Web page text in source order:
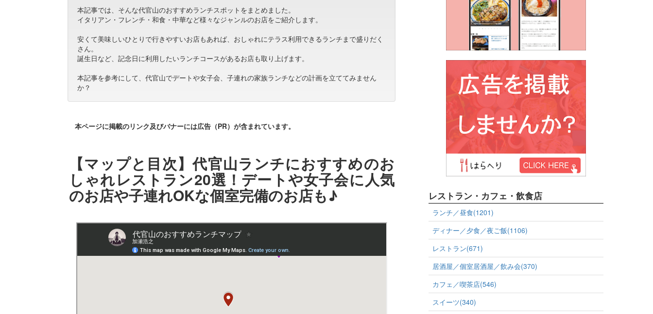
本記事では、そんな代官山のおすすめランチスポットをまとめました。
イタリアン・フレンチ・和食・中華など様々なジャンルのお店をご紹介します。
安くて美味しいひとりで行きやすいお店もあれば、おしゃれにテラス利用できるランチまで盛りだく
さん。
誕生日など、記念日に利用したいランチコースがあるお店も取り上げます。
本記事を参考にして、代官山でデートや女子会、子連れの家族ランチなどの計画を立ててみません
か？
本ページに掲載のリンク及びバナーには広告（PR）が含まれています。
【マップと目次】代官山ランチにおすすめのお
しゃれレストラン20選！デートや女子会に人気
のお店や子連れOKな個室完備のお店も♪ レストラン・カフェ・飲食店
ランチ／昼食(1201)
ディナー／夕食／夜ご飯(1106)
レストラン(671)
居酒屋／個室居酒屋／飲み会(370)
カフェ／喫茶店(546)
スイーツ(340)